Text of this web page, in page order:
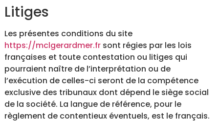
Litiges
Les présentes conditions du site
https://mclgerardmer.fr sont régies par les lois
françaises et toute contestation ou litiges qui
pourraient naître de l’interprétation ou de
l’exécution de celles-ci seront de la compétence
exclusive des tribunaux dont dépend le siège social
de la société. La langue de référence, pour le
règlement de contentieux éventuels, est le français.